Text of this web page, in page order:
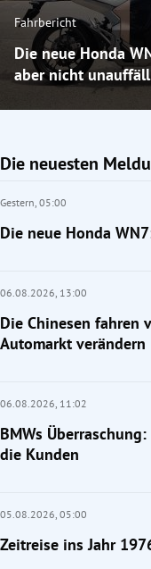
Fahrbericht
Die neue Honda
aber nicht
Die neuesten
Gestern, 05:00
Die neue Honda
06.08.2026, 13:00
Die Chinesen fahren
Automarkt verändern
06.08.2026, 11:02
BMWs
die Kunden
05.08.2026, 05:00
Zeitreise ins Jahr